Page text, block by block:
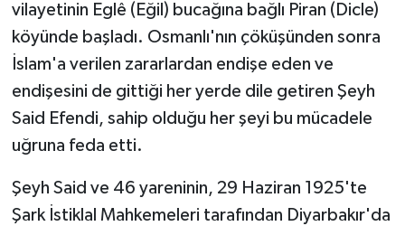
vilayetinin Eglê (Eğil) bucağına bağlı Piran (Dicle)
köyünde başladı. Osmanlı'nın çöküşünden sonra
İslam'a verilen zararlardan endişe eden ve
endişesini de gittiği her yerde dile getiren Şeyh
Said Efendi, sahip olduğu her şeyi bu mücadele
uğruna feda etti.
Şeyh Said ve 46 yareninin, 29 Haziran 1925'te
Şark İstiklal Mahkemeleri tarafından Diyarbakır'da